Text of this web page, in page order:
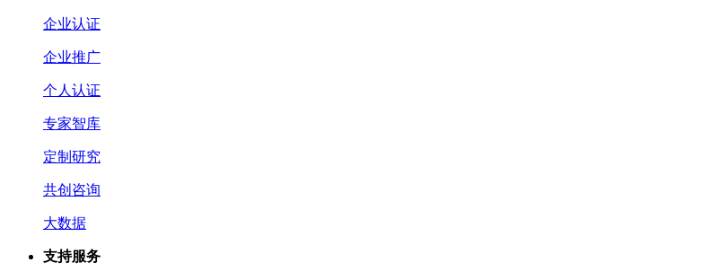
企业认证
企业推广
个人认证
专家智库
定制研究
共创咨询
大数据
支持服务